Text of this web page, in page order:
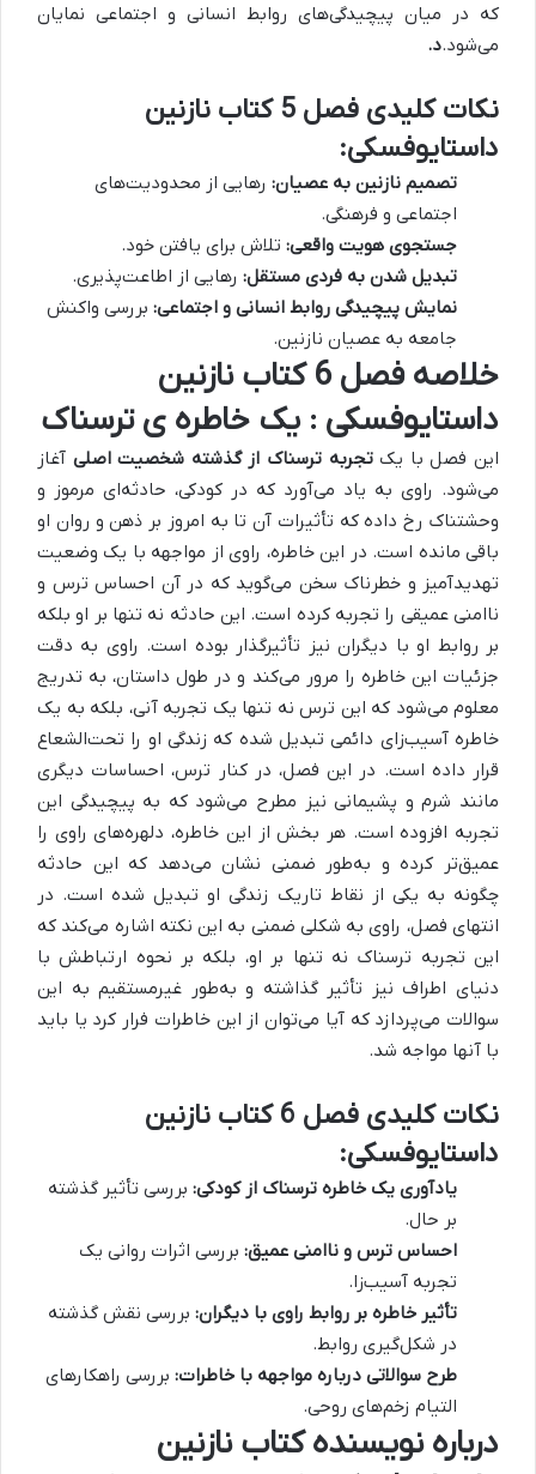
که در میان پیچیدگی‌های روابط انسانی و اجتماعی نمایان
می‌شود.د.
نکات کلیدی فصل 5 کتاب نازنین
داستایوفسکی:
تصمیم نازنین به عصیان: رهایی از محدودیت‌های
اجتماعی و فرهنگی.
جستجوی هویت واقعی: تلاش برای یافتن خود.
تبدیل شدن به فردی مستقل: رهایی از اطاعت‌پذیری.
نمایش پیچیدگی روابط انسانی و اجتماعی: بررسی واکنش
جامعه به عصیان نازنین.
خلاصه فصل 6 کتاب نازنین
داستایوفسکی : یک خاطره ی ترسناک
این فصل با یکتجربه ترسناک از گذشته شخصیت اصلی آغاز
می‌شود. راوی به یاد می‌آورد که در کودکی، حادثه‌ای مرموز و
وحشتناک رخ داده که تأثیرات آن تا به امروز بر ذهن و روان او
باقی مانده است. در این خاطره، راوی از مواجهه با یک وضعیت
تهدیدآمیز و خطرناک سخن می‌گوید که در آن احساس ترس و
ناامنی عمیقی را تجربه کرده است. این حادثه نه تنها بر او بلکه
بر روابط او با دیگران نیز تأثیرگذار بوده است. راوی به دقت
جزئیات این خاطره را مرور می‌کند و در طول داستان، به تدریج
معلوم می‌شود که این ترس نه تنها یک تجربه آنی، بلکه به یک
خاطره آسیب‌زای دائمی تبدیل شده که زندگی او را تحت‌الشعاع
قرار داده است. در این فصل، در کنار ترس، احساسات دیگری
مانند شرم و پشیمانی نیز مطرح می‌شود که به پیچیدگی این
تجربه افزوده است. هر بخش از این خاطره، دلهره‌های راوی را
عمیق‌تر کرده و به‌طور ضمنی نشان می‌دهد که این حادثه
چگونه به یکی از نقاط تاریک زندگی او تبدیل شده است. در
انتهای فصل، راوی به شکلی ضمنی به این نکته اشاره می‌کند که
این تجربه ترسناک نه تنها بر او، بلکه بر نحوه ارتباطش با
دنیای اطراف نیز تأثیر گذاشته و به‌طور غیرمستقیم به این
سوالات می‌پردازد که آیا می‌توان از این خاطرات فرار کرد یا باید
با آنها مواجه شد.
نکات کلیدی فصل 6 کتاب نازنین
داستایوفسکی:
یادآوری یک خاطره ترسناک از کودکی: بررسی تأثیر گذشته
بر حال.
احساس ترس و ناامنی عمیق: بررسی اثرات روانی یک
تجربه آسیب‌زا.
تأثیر خاطره بر روابط راوی با دیگران: بررسی نقش گذشته
در شکل‌گیری روابط.
طرح سوالاتی درباره مواجهه با خاطرات: بررسی راهکارهای
التیام زخم‌های روحی.
درباره نویسنده کتاب نازنین